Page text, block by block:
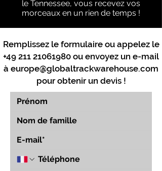
le Tennessee, vous recevez vos
morceaux en un rien de temps !
Remplissez le formulaire ou appelez le
+49 211 21061980 ou envoyez un e-mail
à europe@globaltrackwarehouse.com
pour obtenir un devis !